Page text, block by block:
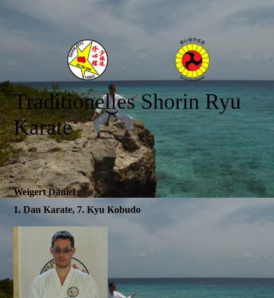
Traditionelles Shorin Ryu
Karate
Weigert Daniel
1. Dan Karate, 7. Kyu Kobudo